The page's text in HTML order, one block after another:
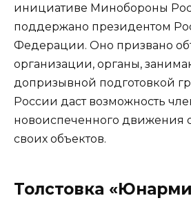
инициативе Минобороны
поддержано президентом
Федерации. Оно призвано
организации, органы,
допризывной подготовкой
России даст возможность
новоиспеченного движения
своих объектов.
Толстовка